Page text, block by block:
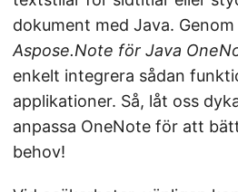
dokument med Java.
Aspose.Note för Java
enkelt integrera sådan
applikationer. Så, låt oss
anpassa OneNote för att
behov!